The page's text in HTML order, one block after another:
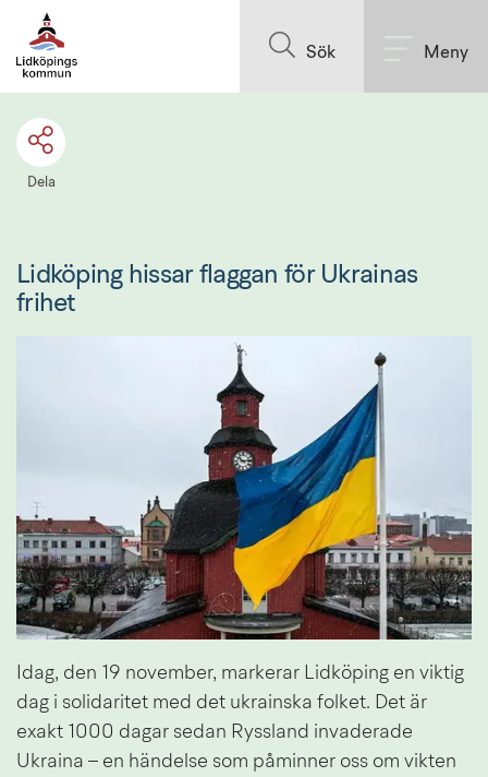
Sök Meny
Dela
Lidköping hissar flaggan för Ukrainas
frihet
Idag, den 19 november, markerar Lidköping en viktig
dag i solidaritet med det ukrainska folket. Det är
exakt 1000 dagar sedan Ryssland invaderade
Ukraina – en händelse som påminner oss om vikten